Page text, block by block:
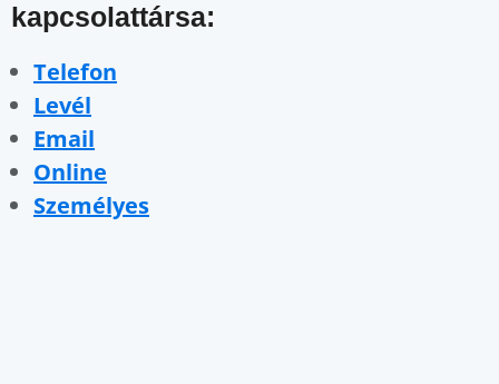
kapcsolattársa:
Telefon
Levél
Email
Online
Személyes